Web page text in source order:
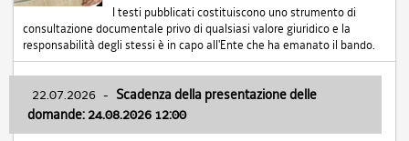
I testi pubblicati costituiscono uno strumento di
consultazione documentale privo di qualsiasi valore giuridico e la
responsabilità degli stessi è in capo all'Ente che ha emanato il bando.
22.07.2026 - Scadenza della presentazione delle
domande: 24.08.2026 12:00